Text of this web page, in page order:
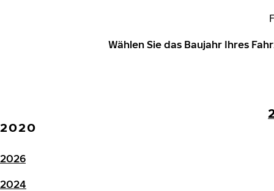
Wählen Sie das Baujahr Ihres
2020
2026
2024